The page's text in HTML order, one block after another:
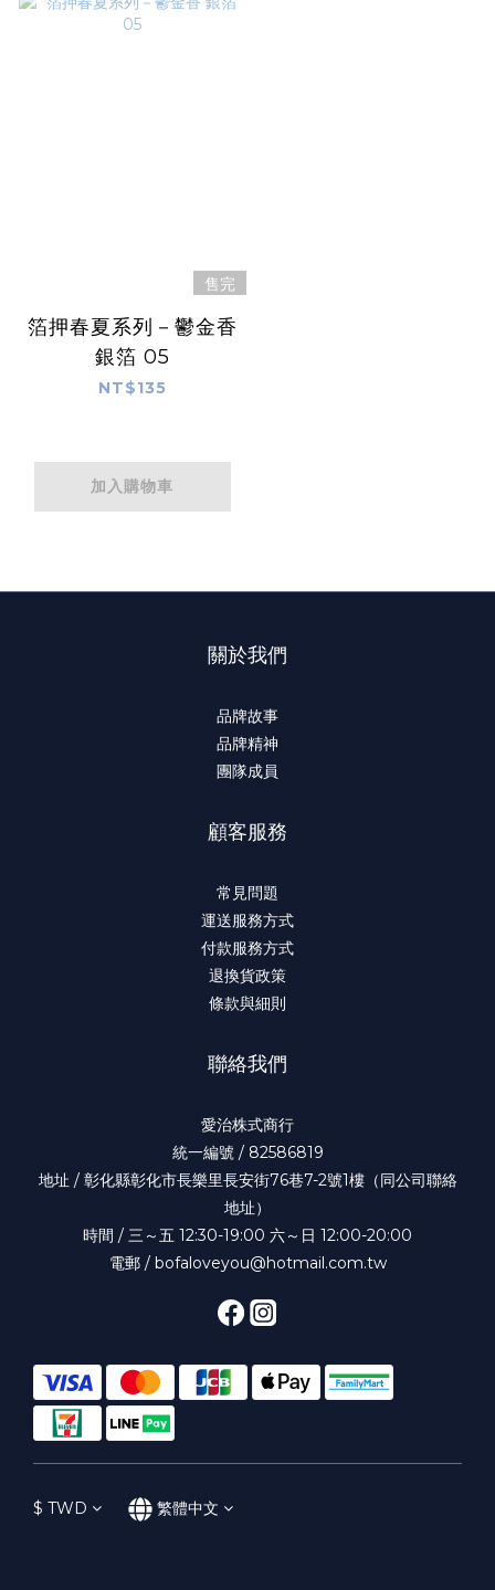
售完
箔押春夏系列－鬱金香
銀箔 05
NT$135
加入購物車
關於我們
品牌故事
品牌精神
團隊成員
顧客服務
常見問題
運送服務方式
付款服務方式
退換貨政策
條款與細則
聯絡我們
愛治株式商行
統一編號 / 82586819
地址 / 彰化縣彰化市長樂里長安街76巷7-2號1樓（同公司聯絡
地址）
時間 / 三～五 12:30-19:00 六～日 12:00-20:00
電郵 / bofaloveyou@hotmail.com.tw
$ TWD 繁體中文